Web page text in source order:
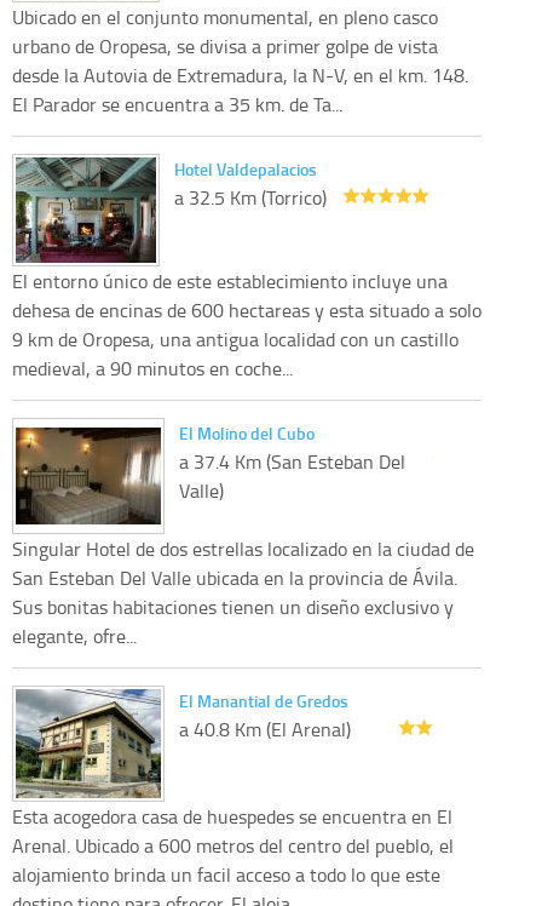
Ubicado en el conjunto monumental, en pleno casco
urbano de Oropesa, se divisa a primer golpe de vista
desde la Autovia de Extremadura, la N-V, en el km. 148.
El Parador se encuentra a 35 km. de Ta...
Hotel Valdepalacios
a 32.5 Km (Torrico)
El entorno único de este establecimiento incluye una
dehesa de encinas de 600 hectareas y esta situado a solo
9 km de Oropesa, una antigua localidad con un castillo
medieval, a 90 minutos en coche...
El Molino del Cubo
a 37.4 Km (San Esteban Del
Valle)
Singular Hotel de dos estrellas localizado en la ciudad de
San Esteban Del Valle ubicada en la provincia de Ávila.
Sus bonitas habitaciones tienen un diseño exclusivo y
elegante, ofre...
El Manantial de Gredos
a 40.8 Km (El Arenal)
Esta acogedora casa de huespedes se encuentra en El
Arenal. Ubicado a 600 metros del centro del pueblo, el
alojamiento brinda un facil acceso a todo lo que este